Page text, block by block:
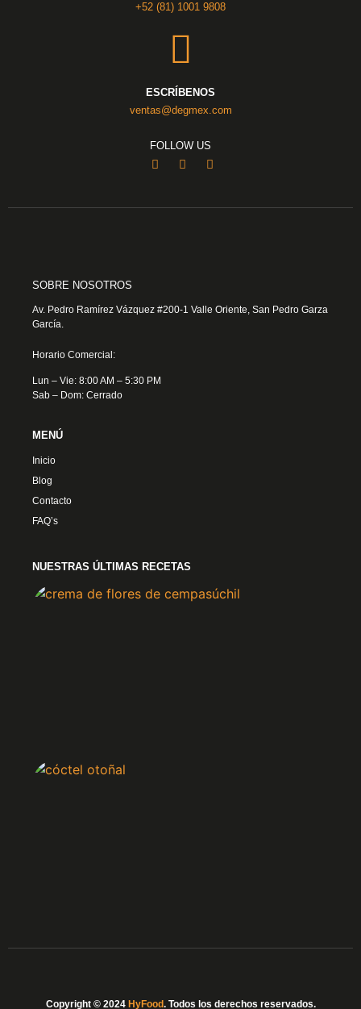
+52 (81) 1001 9808
ESCRÍBENOS
ventas@degmex.com
FOLLOW US
SOBRE NOSOTROS
Av. Pedro Ramírez Vázquez #200-1 Valle Oriente, San Pedro Garza
García.
Horario Comercial:
Lun – Vie: 8:00 AM – 5:30 PM
Sab – Dom: Cerrado
MENÚ
Inicio
Blog
Contacto
FAQ’s
NUESTRAS ÚLTIMAS RECETAS
Copyright © 2024 HyFood. Todos los derechos reservados.